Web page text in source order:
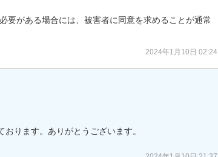
要がある場合には、被害者に同意を求めることが通常
2024年1月10日 02:24
ります。ありがとうございます。